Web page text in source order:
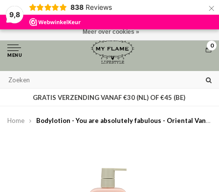
9,8
838 Reviews ×
MENU
0
GRATIS VERZENDING VANAF €30 (NL) OF €45 (BE)
Home Bodylotion - You are absolutely fabulous - Oriental Vanilla
Door het gebruiken van onze website, ga je akkoord met het gebruik van
cookies om onze website te verbeteren.
Meer over cookies »